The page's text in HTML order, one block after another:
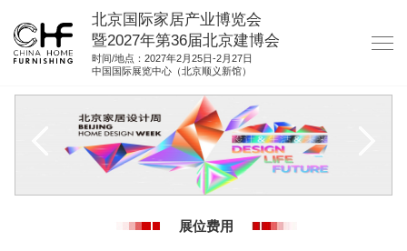
北京国际家居产业博览会
暨2027年第36届北京建博会
时间/地点：2027年2月25日-2月27日
中国国际展览中心（北京顺义新馆）
展位费用